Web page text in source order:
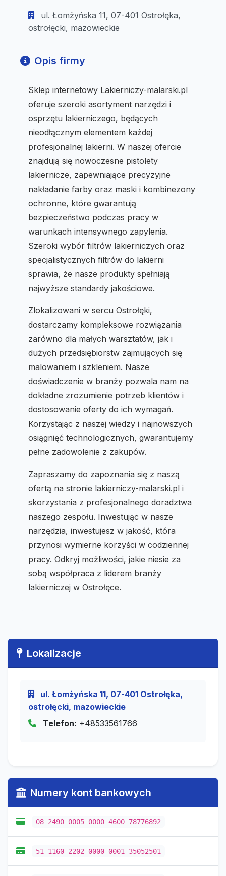
ul. Łomżyńska 11, 07-401 Ostrołęka,
ostrołęcki, mazowieckie
Opis firmy
Sklep internetowy Lakierniczy-malarski.pl
oferuje szeroki asortyment narzędzi i
osprzętu lakierniczego, będących
nieodłącznym elementem każdej
profesjonalnej lakierni. W naszej ofercie
znajdują się nowoczesne pistolety
lakiernicze, zapewniające precyzyjne
nakładanie farby oraz maski i kombinezony
ochronne, które gwarantują
bezpieczeństwo podczas pracy w
warunkach intensywnego zapylenia.
Szeroki wybór filtrów lakierniczych oraz
specjalistycznych filtrów do lakierni
sprawia, że nasze produkty spełniają
najwyższe standardy jakościowe.
Zlokalizowani w sercu Ostrołęki,
dostarczamy kompleksowe rozwiązania
zarówno dla małych warsztatów, jak i
dużych przedsiębiorstw zajmujących się
malowaniem i szkleniem. Nasze
doświadczenie w branży pozwala nam na
dokładne zrozumienie potrzeb klientów i
dostosowanie oferty do ich wymagań.
Korzystając z naszej wiedzy i najnowszych
osiągnięć technologicznych, gwarantujemy
pełne zadowolenie z zakupów.
Zapraszamy do zapoznania się z naszą
ofertą na stronie lakierniczy-malarski.pl i
skorzystania z profesjonalnego doradztwa
naszego zespołu. Inwestując w nasze
narzędzia, inwestujesz w jakość, która
przynosi wymierne korzyści w codziennej
pracy. Odkryj możliwości, jakie niesie za
sobą współpraca z liderem branży
lakierniczej w Ostrołęce.
Lokalizacje
ul. Łomżyńska 11, 07-401 Ostrołęka,
ostrołęcki, mazowieckie
Telefon: +48533561766
Numery kont bankowych
08 2490 0005 0000 4600 78776892
51 1160 2202 0000 0001 35052501